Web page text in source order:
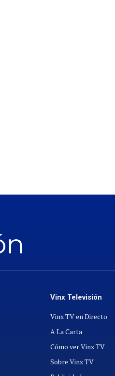
Vinx Televisión
Vinx TV en Directo
A La Carta
Cómo ver Vinx TV
Sobre Vinx TV